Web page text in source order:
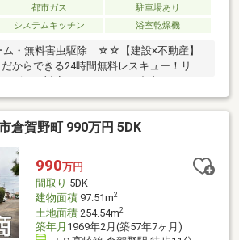
都市ガス
駐車場あり
システムキッチン 浴室乾燥機
・無料害虫駆除 ☆☆【建設×不動産】
からできる24時間無料レスキュー！リフ
り、住んでからの安心をずっとお届けし
談・お見積りも物件ごとに作成可能！！
ムも一緒に相談できます！＼弊社には、
隊』という無料かけつけサービスの仕組
住んでからのお家トラブル、緊急対応も承
と、すべて木ノ葉プランニングにお任せく
倉賀野町 990万円 5DK
990万円
間取り 5DK
建物面積97.51m2
土地面積254.54m2
築年月 1969年2月(築57年7ヶ月)